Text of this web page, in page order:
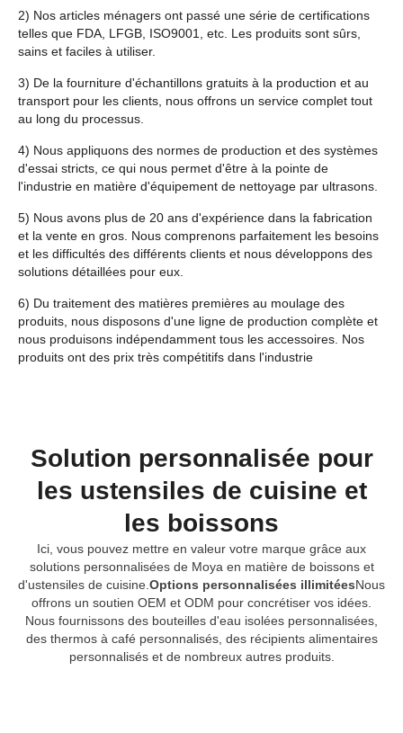
2) Nos articles ménagers ont passé une série de certifications
telles que FDA, LFGB, ISO9001, etc. Les produits sont sûrs,
sains et faciles à utiliser.
3) De la fourniture d'échantillons gratuits à la production et au
transport pour les clients, nous offrons un service complet tout
au long du processus.
4) Nous appliquons des normes de production et des systèmes
d'essai stricts, ce qui nous permet d'être à la pointe de
l'industrie en matière d'équipement de nettoyage par ultrasons.
5) Nous avons plus de 20 ans d'expérience dans la fabrication
et la vente en gros. Nous comprenons parfaitement les besoins
et les difficultés des différents clients et nous développons des
solutions détaillées pour eux.
6) Du traitement des matières premières au moulage des
produits, nous disposons d'une ligne de production complète et
nous produisons indépendamment tous les accessoires. Nos
produits ont des prix très compétitifs dans l'industrie
Solution personnalisée pour
les ustensiles de cuisine et
les boissons
Ici, vous pouvez mettre en valeur votre marque grâce aux
solutions personnalisées de Moya en matière de boissons et
d'ustensiles de cuisine. Options personnalisées illimitéesNous
offrons un soutien OEM et ODM pour concrétiser vos idées.
Nous fournissons des bouteilles d'eau isolées personnalisées,
des thermos à café personnalisés, des récipients alimentaires
personnalisés et de nombreux autres produits.